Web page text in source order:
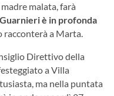
malata, farà
Guarnieri è in profonda
racconterà a Marta.
Direttivo della
a Villa
ma nella puntata